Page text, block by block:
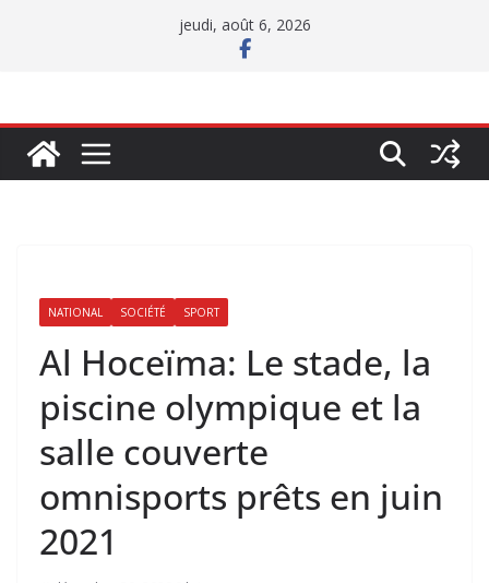
jeudi, août 6, 2026
NATIONAL SOCIÉTÉ SPORT
Al Hoceïma: Le stade, la
piscine olympique et la
salle couverte
omnisports prêts en juin
2021